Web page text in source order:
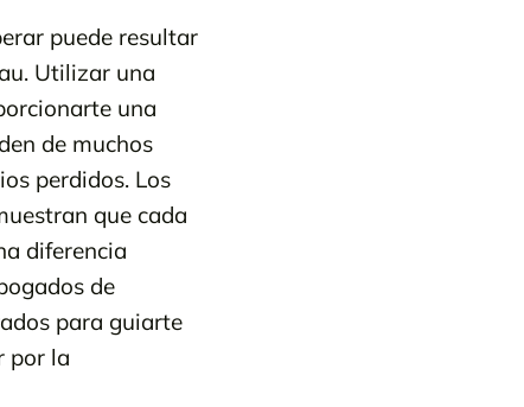
puede resultar
Utilizar una
una
de muchos
perdidos. Los
que cada
diferencia
de
para guiarte
por la